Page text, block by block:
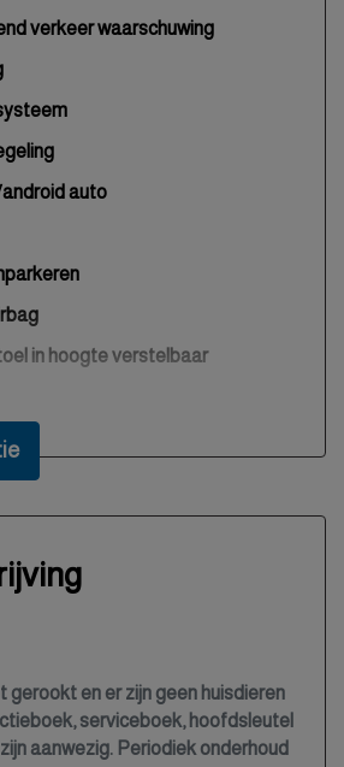
verkeer waarschuwing
auto
in hoogte verstelbaar
in carrosseriekleur
(airconditioning)
gerookt en er zijn geen huisdieren
serviceboek, hoofdsleutel
aanwezig. Periodiek onderhoud